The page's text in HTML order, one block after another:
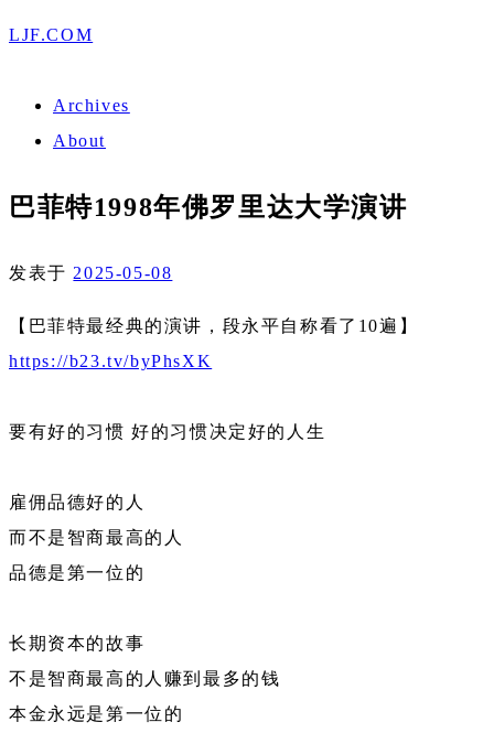
LJF.COM
Archives
About
巴菲特1998年佛罗里达大学演讲
发表于 2025-05-08
【巴菲特最经典的演讲，段永平自称看了10遍】
https://b23.tv/byPhsXK
要有好的习惯 好的习惯决定好的人生
雇佣品德好的人
而不是智商最高的人
品德是第一位的
长期资本的故事
不是智商最高的人赚到最多的钱
本金永远是第一位的